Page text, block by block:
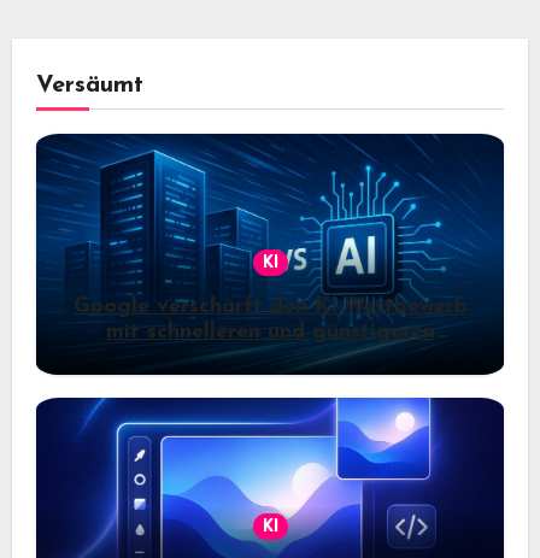
Versäumt
KI
Google verschärft den KI-Wettbewerb
mit schnelleren und günstigeren
Gemini-Modellen
KI